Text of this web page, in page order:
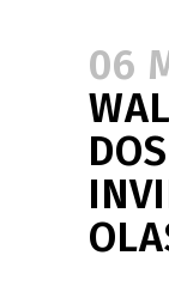
06